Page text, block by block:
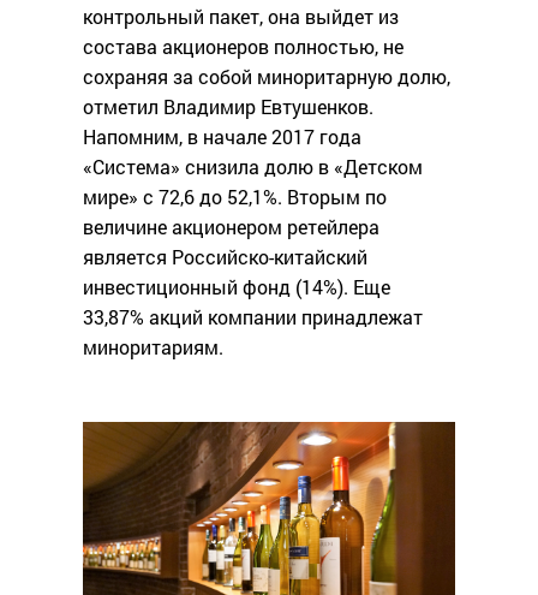
контрольный пакет, она выйдет из
состава акционеров полностью, не
сохраняя за собой миноритарную долю,
отметил Владимир Евтушенков.
Напомним, в начале 2017 года
«Система» снизила долю в «Детском
мире» с 72,6 до 52,1%. Вторым по
величине акционером ретейлера
является Российско-китайский
инвестиционный фонд (14%). Еще
33,87% акций компании принадлежат
миноритариям.